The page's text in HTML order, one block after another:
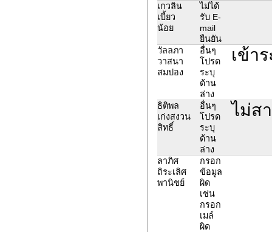
เกวลิน
เบี้ยว
น้อย
ไม่ได้
รับ E-
mail
ยืนยัน
วัลลภา
วาสนา
สมปอง
อื่นๆ
โปรด
ระบุ
ด้าน
ล่าง
เข้า
ธิติพล
เก่งสงวน
สิทธิ์
อื่นๆ
โปรด
ระบุ
ด้าน
ล่าง
ไม่ส
ลาภิศ
ถิระเลิศ
พานิชย์
กรอก
ข้อมูล
ผิด
เช่น
กรอก
เมล์
ผิด